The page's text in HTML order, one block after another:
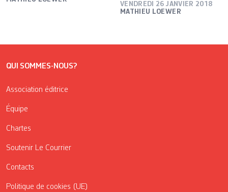
VENDREDI 26 JANVIER 2018
MATHIEU LOEWER
QUI SOMMES-NOUS?
Association éditrice
Équipe
Chartes
Soutenir Le Courrier
Contacts
Politique de cookies (UE)